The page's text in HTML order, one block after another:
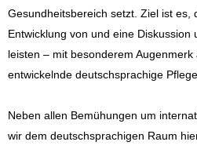
Gesundheitsbereich setzt. Ziel ist es,
Entwicklung von und eine
leisten – mit besonderem
entwickelnde deutschsprachige
Neben allen Bemühungen um
wir dem deutschsprachigen Raum